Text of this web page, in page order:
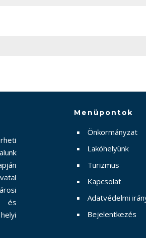
Menüpontok
Önkormányzat
Lakóhelyünk
Turizmus
Kapcsolat
Adatvédelmi
Bejelentkezés